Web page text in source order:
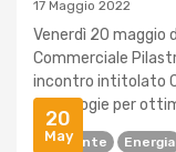
20
May
17 Maggio 2022
Venerdì 20 maggio
Commerciale
incontro intitolato
tecnologie per
Ambiente Energia